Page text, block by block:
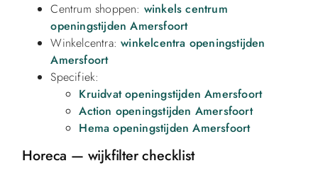
Centrum shoppen: winkels centrum
openingstijden Amersfoort
Winkelcentra:winkelcentra openingstijden
Amersfoort
Specifiek:
Kruidvat openingstijden Amersfoort
Action openingstijden Amersfoort
Hema openingstijden Amersfoort
Horeca — wijkfilter checklist